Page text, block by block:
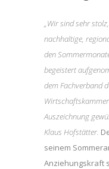
„Wir sind sehr
nachhaltige,
den
begeistert
dem Fachverband
Auszeichnung
Klaus Hofstätter.
seinem
Anziehungskraft